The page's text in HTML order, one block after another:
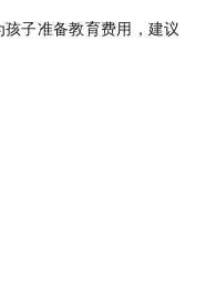
子准备教育费用，建议